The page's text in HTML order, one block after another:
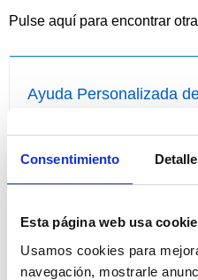
Consentimiento
Esta página web usa
Usamos cookies para
navegación, mostrarle
Pulse aquí para encontrar
Ayuda Personalizada
¡Compre por primera vez